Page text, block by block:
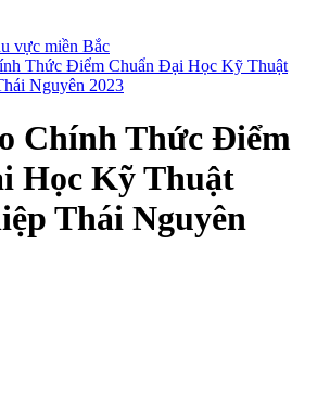
vực miền Bắc
Thức Điểm Chuẩn Đại Học Kỹ Thuật
Nguyên 2023
Chính Thức Điểm
Học Kỹ Thuật
Thái Nguyên